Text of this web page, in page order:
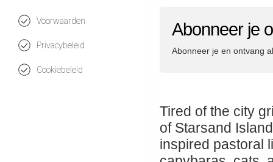
Voorwaarden
Privacybeleid
Cookiebeleid
Abonneer je
Abonneer je en ontvang
Tired of the city
of Starsand
inspired pastoral